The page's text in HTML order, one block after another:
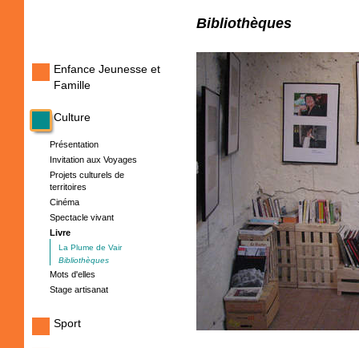
Enfance Jeunesse et
Famille
Culture
Présentation
Invitation aux Voyages
Projets culturels de
territoires
Cinéma
Spectacle vivant
Livre
La Plume de Vair
Bibliothèques
Mots d'elles
Stage artisanat
Sport
Bibliothèques